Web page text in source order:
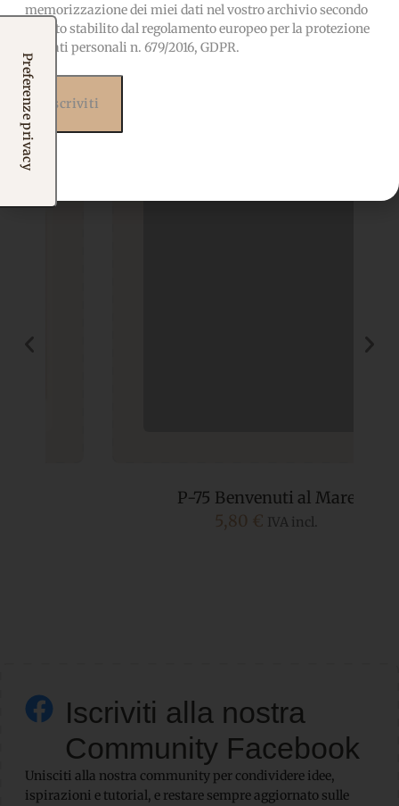
Prodotti correlati
Potrebbero interessarti
P-75 Benvenuti al Mare
IVA incl.
Iscriviti alla nostra
Community Facebook
Unisciti alla nostra community per condividere idee,
ispirazioni e tutorial, e restare sempre aggiornato sulle
memorizzazione dei miei dati nel vostro archivio secondo
quanto stabilito dal regolamento europeo per la protezione
dei dati personali n. 679/2016, GDPR.